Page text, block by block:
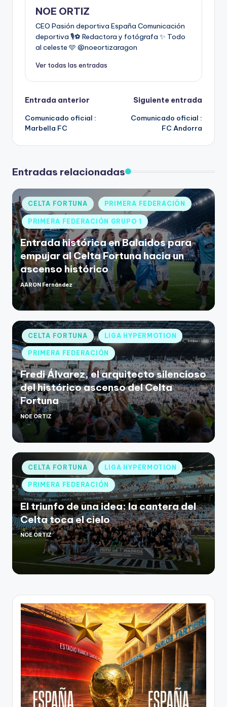
NOE ORTIZ
CEO Pasión deportiva España Comunicación
deportiva 🎙️⚽️ Redactora y fotógrafa ✨ Todo
al celeste 🩵 @noeortizaragon
Ver todas las entradas
Entrada anterior
Comunicado oficial :
Marbella FC
Siguiente entrada
Comunicado oficial :
FC Andorra
Entradas relacionadas
CELTA FORTUNA PRIMERA FEDERACIÓN
PRIMERA FEDERACIÓN GRUPO 1
Entrada histórica en Balaidos para
empujar al Celta Fortuna hacia un
ascenso histórico
AARON Fernández
CELTA FORTUNA LIGA HYPERMOTION
PRIMERA FEDERACIÓN
Fredi Álvarez, el arquitecto silencioso
del histórico ascenso del Celta
Fortuna
NOE ORTIZ
CELTA FORTUNA LIGA HYPERMOTION
PRIMERA FEDERACIÓN
El triunfo de una idea: la cantera del
Celta toca el cielo
NOE ORTIZ